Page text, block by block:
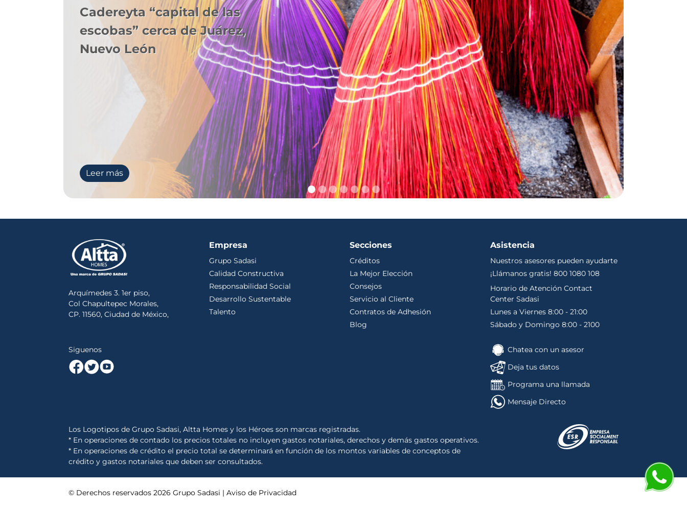
Cadereyta “capital de las
escobas” cerca de Juárez,
Nuevo León
Leer más
Arquímedes 3. 1er piso,
Col Chapultepec Morales,
CP. 11560, Ciudad de México,
Siguenos
Empresa
Grupo Sadasi
Calidad Constructiva
Responsabilidad Social
Desarrollo Sustentable
Talento
Secciones
Créditos
La Mejor Elección
Consejos
Servicio al Cliente
Contratos de Adhesión
Blog
Asistencia
Nuestros asesores pueden ayudarte
¡Llámanos gratis! 800 1080 108
Horario de Atención Contact
Center Sadasi
Lunes a Viernes 8:00 - 21:00
Sábado y Domingo 8:00 - 2100
Chatea con un asesor
Deja tus datos
Programa una llamada
Mensaje Directo
Los Logotipos de Grupo Sadasi, Altta Homes y los Héroes son marcas registradas.
* En operaciones de contado los precios totales no incluyen gastos notariales, derechos y demás gastos operativos.
* En operaciones de crédito el precio total se determinará en función de los montos variables de conceptos de
crédito y gastos notariales que deben ser consultados.
© Derechos reservados2026 Grupo Sadasi | Aviso de Privacidad